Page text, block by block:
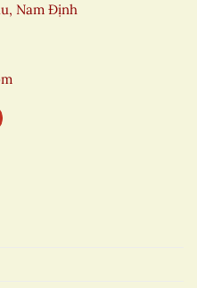
Nam Định